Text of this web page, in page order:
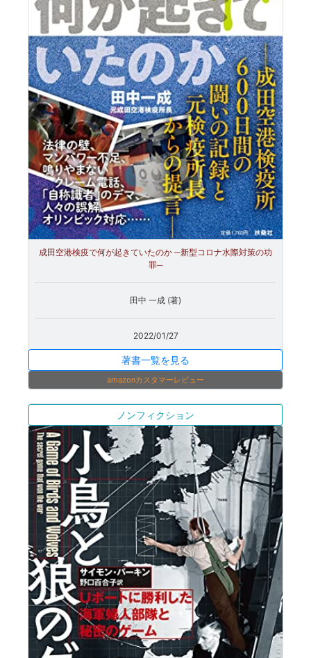
成田空港検疫で何が起きていたのか ─新型コロナ水際対策の功
罪─
田中 一成 (著)
2022/01/27
著書一覧を見る
amazonカスタマーレビュー
ノンフィクション